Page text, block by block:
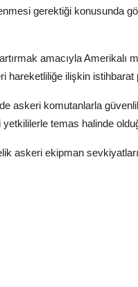
gerektiği konusunda
amacıyla Amerikalı
ilişkin istihbarat
askeri komutanlarla
yetkililerle temas halinde
askeri ekipman